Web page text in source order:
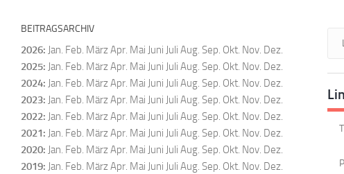
BEITRAGSARCHIV
2026: Jan. Feb. MärzApr. Mai Juni Juli Aug. Sep. Okt. Nov. Dez.
2025: Jan. Feb. MärzApr. Mai Juni Juli Aug. Sep. Okt. Nov. Dez.
2024: Jan. Feb. MärzApr. Mai Juni Juli Aug. Sep. Okt. Nov. Dez.
2023: Jan. Feb. MärzApr. Mai Juni Juli Aug. Sep. Okt. Nov. Dez.
2022: Jan. Feb. MärzApr. Mai Juni Juli Aug. Sep. Okt. Nov. Dez.
2021: Jan. Feb. MärzApr. Mai Juni Juli Aug. Sep. Okt. Nov. Dez.
2020: Jan. Feb. MärzApr. Mai Juni Juli Aug. Sep. Okt. Nov. Dez.
2019: Jan. Feb. MärzApr. Mai Juni Juli Aug. Sep. Okt. Nov. Dez.